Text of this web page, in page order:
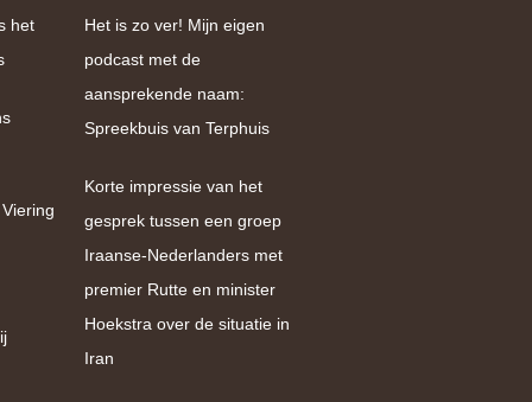
het
Het is zo ver! Mijn eigen
podcast met de
aansprekende naam:
Spreekbuis van Terphuis
Korte impressie van het
gesprek tussen een groep
Iraanse-Nederlanders met
premier Rutte en minister
Hoekstra over de situatie in
Iran